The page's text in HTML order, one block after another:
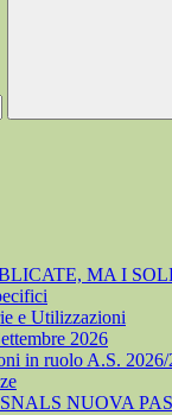
MA I
e Utilizzazioni
2026
in ruolo A.S. 2026/
NUOVA